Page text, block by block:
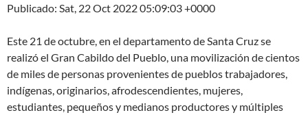
Publicado: Sat, 22 Oct 2022 05:09:03 +0000
Este 21 de octubre, en el departamento de Santa Cruz se
realizó el Gran Cabildo del Pueblo, una movilización de cientos
de miles de personas provenientes de pueblos trabajadores,
indígenas, originarios, afrodescendientes, mujeres,
estudiantes, pequeños y medianos productores y múltiples